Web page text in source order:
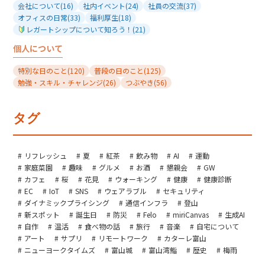
会社について(16) 社内イベント(24) 社員の交流(37)
オフィスの日常(33) 福利厚生(18)
レガートシップについて知ろう！ (21)
個人について
特別な日のこと(120) 普段の日のこと(125)
勉強・スキル・チャレンジ(26) つぶやき(56)
タグ
リフレッシュ 夏 紅茶 飲み物 AI
運動
家庭菜園
趣味 グルメ お酒 懇親会
GW
カフェ
桜 花見 ウォーキング 健康
健康診断
EC
IoT SNS ウェアラブル
セキュリティ
ダイナミックプライシング
通信インフラ
登山
新スポット
誕生日 防災 Felo miriCanvas
生成AI
自作
温活 食べ物の話 旅行 音楽
自宅について
アート
サプリ リモートワーク
カターレ富山
ニューヨークタイムズ
富山城 富山湾鮨 歴史
梅雨